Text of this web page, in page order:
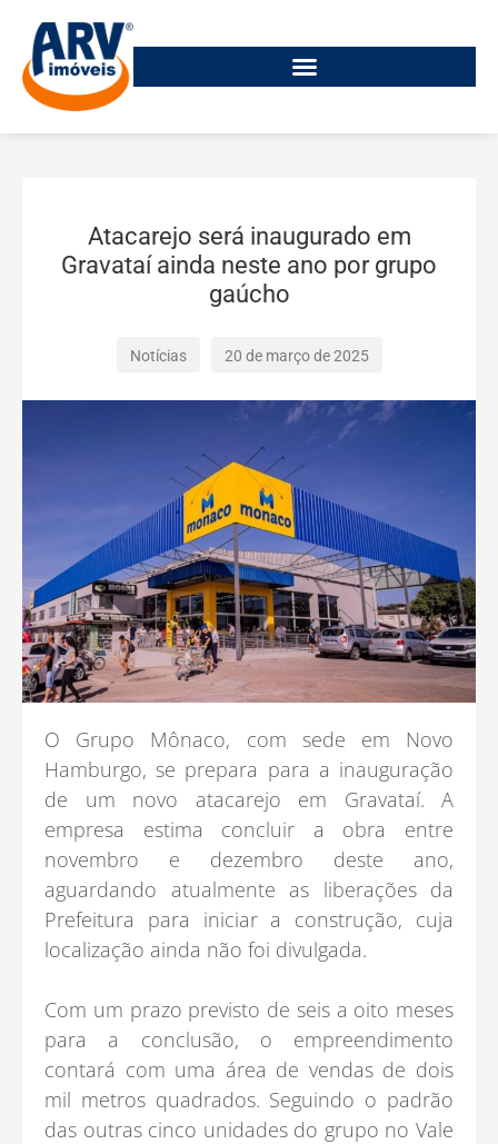
Atacarejo será inaugurado em
Gravataí ainda neste ano por grupo
gaúcho
Notícias 20 de março de 2025
O Grupo Mônaco, com sede em Novo
Hamburgo, se prepara para a inauguração
de um novo atacarejo em Gravataí. A
empresa estima concluir a obra entre
novembro e dezembro deste ano,
aguardando atualmente as liberações da
Prefeitura para iniciar a construção, cuja
localização ainda não foi divulgada.
Com um prazo previsto de seis a oito meses
para a conclusão, o empreendimento
contará com uma área de vendas de dois
mil metros quadrados. Seguindo o padrão
das outras cinco unidades do grupo no Vale